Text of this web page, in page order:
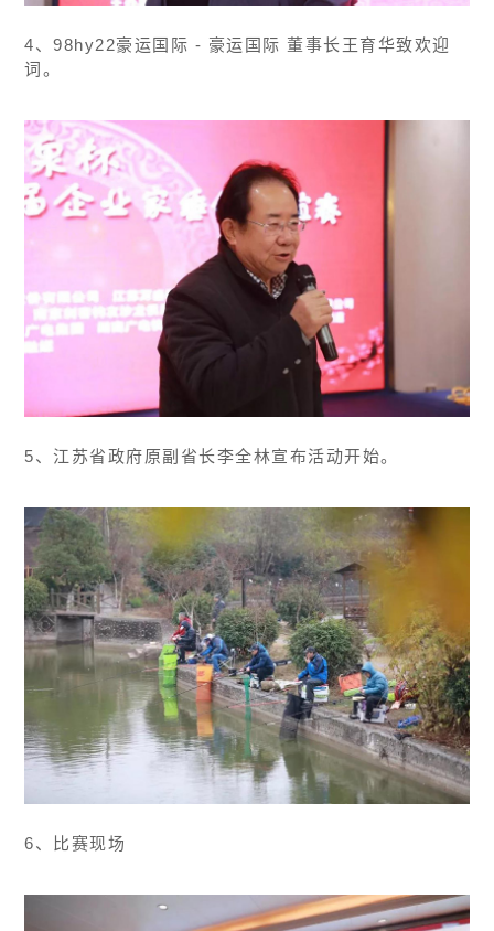
4、98hy22豪运国际 - 豪运国际 董事长王育华致欢迎
词。
5、江苏省政府原副省长李全林宣布活动开始。
6、比赛现场